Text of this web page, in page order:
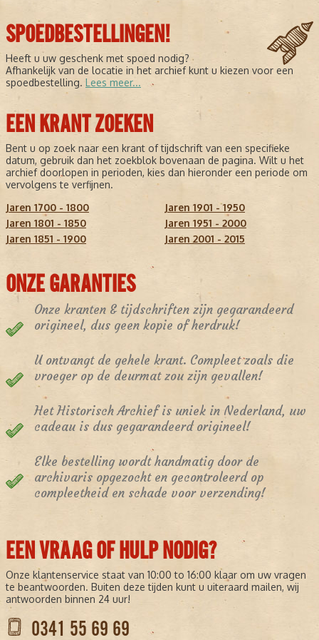
SPOEDBESTELLINGEN!
Heeft u uw geschenk met spoed nodig?
Afhankelijk van de locatie in het archief kunt u kiezen voor een
spoedbestelling. Lees meer...
EEN KRANT ZOEKEN
Bent u op zoek naar een krant of tijdschrift van een specifieke
datum, gebruik dan het zoekblok bovenaan de pagina. Wilt u het
archief doorlopen in perioden, kies dan hieronder een periode om
vervolgens te verfijnen.
Jaren 1700 - 1800
Jaren 1801 - 1850
Jaren 1851 - 1900
Jaren 1901 - 1950
Jaren 1951 - 2000
Jaren 2001 - 2015
ONZE GARANTIES
Onze kranten & tijdschriften zijn gegarandeerd
origineel, dus geen kopie of herdruk!
U ontvangt de gehele krant. Compleet zoals die
vroeger op de deurmat zou zijn gevallen!
Het Historisch Archief is uniek in Nederland, uw
cadeau is dus gegarandeerd origineel!
Elke bestelling wordt handmatig door de
archivaris opgezocht en gecontroleerd op
compleetheid en schade voor verzending!
EEN VRAAG OF HULP NODIG?
Onze klantenservice staat van 10:00 to 16:00 klaar om uw vragen
te beantwoorden. Buiten deze tijden kunt u uiteraard mailen, wij
antwoorden binnen 24 uur!
0341 55 69 69